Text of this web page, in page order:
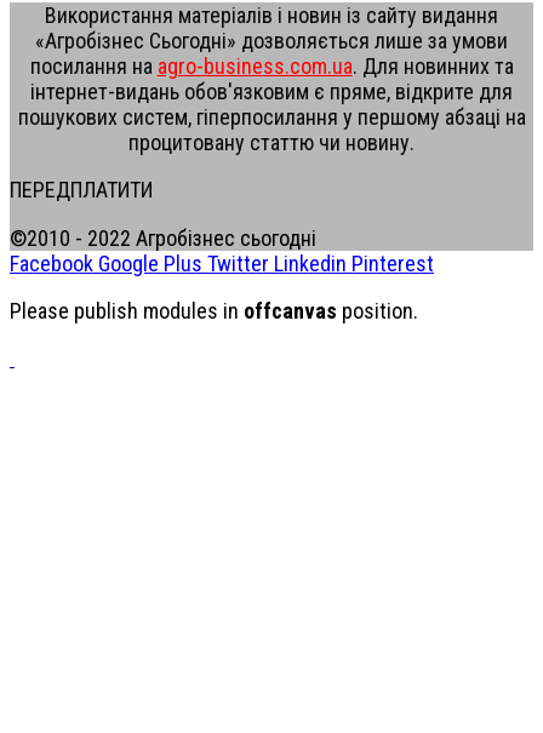
Використання матеріалів і новин із сайту видання
«Агробізнес Сьогодні» дозволяється лише за умови
посилання на agro-business.com.ua. Для новинних та
інтернет-видань обов'язковим є пряме, відкрите для
пошукових систем, гіперпосилання у першому абзаці на
процитовану статтю чи новину.
ПЕРЕДПЛАТИТИ
©2010 - 2022 Агробізнес сьогодні
Facebook Google Plus Twitter Linkedin Pinterest
Please publish modules in offcanvas position.